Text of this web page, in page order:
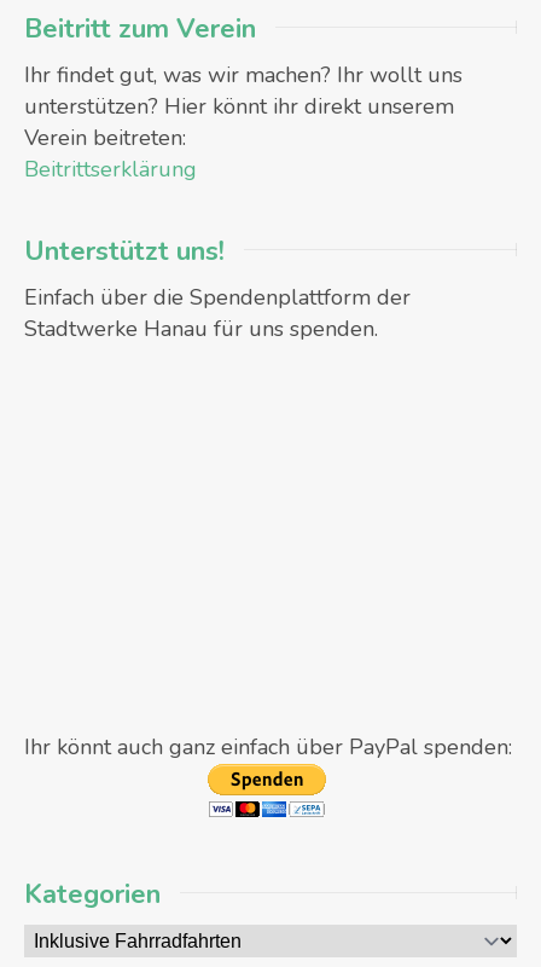
Beitritt zum Verein
Ihr findet gut, was wir machen? Ihr wollt uns
unterstützen? Hier könnt ihr direkt unserem
Verein beitreten:
Beitrittserklärung
Unterstützt uns!
Einfach über die Spendenplattform der
Stadtwerke Hanau für uns spenden.
Ihr könnt auch ganz einfach über PayPal spenden:
Kategorien